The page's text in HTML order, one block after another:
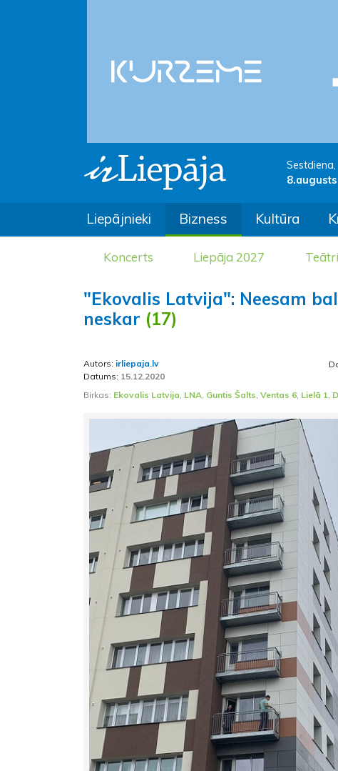
Sestdiena,
8.augusts
Liepājnieki Bizness Kultūra
Koncerts Liepāja 2027
"Ekovalis Latvija": Neesam
neskar (17)
Autors: irliepaja.lv
Datums: 15.12.2020
Birkas: Ekovalis Latvija, LNA, Guntis Šalts, Ventas 6, Lielā 1,